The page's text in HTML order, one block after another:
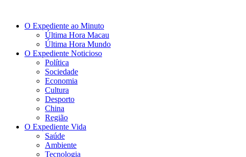
O Expediente ao Minuto
Última Hora Macau
Última Hora Mundo
O Expediente Noticioso
Política
Sociedade
Economia
Cultura
Desporto
China
Região
O Expediente Vida
Saúde
Ambiente
Tecnologia